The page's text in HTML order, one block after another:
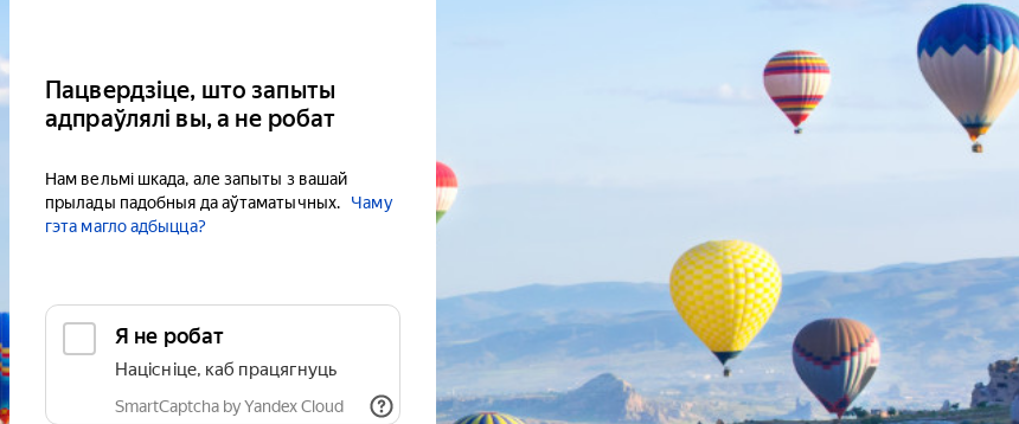
Пацвердзіце, што запыты
адпраўлялі вы, а не робат
Нам вельмі шкада, але запыты з вашай
прылады падобныя да аўтаматычных.
Чаму
гэта магло адбыцца?
Я не робат
Націсніце, каб працягнуць
SmartCaptcha by Yandex Cloud